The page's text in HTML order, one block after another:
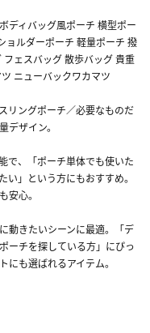
ディバッグ風ポーチ 横型ポー
ョルダーポーチ 軽量ポーチ 撥
ェスバッグ 散歩バッグ 貴重
ニューバックワカマツ
リングポーチ／必要なものだ
デザイン。
で、「ポーチ単体でも使いた
い」という方にもおすすめ。
安心。
動きたいシーンに最適。「デ
ーチを探している方」にぴっ
にも選ばれるアイテム。